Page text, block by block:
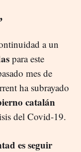
a un
para este
mes de
ha subrayado
catalán
del Covid-19.
es seguir